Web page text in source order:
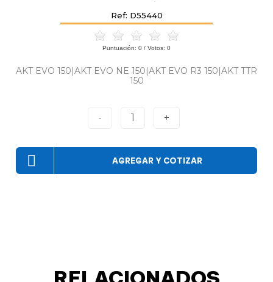
Ref: D55440
Puntuación: 0 / Votos: 0
AKT EVO 150|AKT EVO NE 150|AKT EVO R3 150|AKT TTR
150
- 1 +
AGREGAR Y COTIZAR